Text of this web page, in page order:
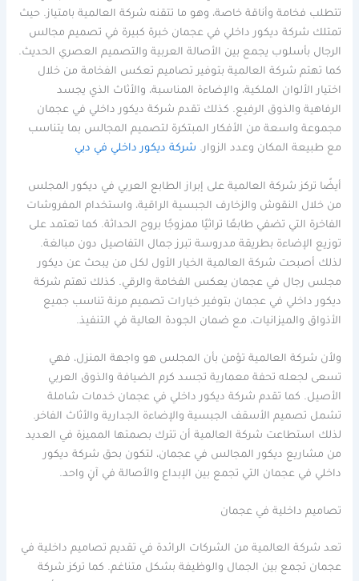
تتطلب فخامة وأناقة خاصة، وهو ما تتقنه شركة العالمية بامتياز. حيث
تمتلك شركة ديكور داخلي في عجمان خبرة كبيرة في تصميم مجالس
الرجال بأسلوب يجمع بين الأصالة العربية والتصميم العصري الحديث.
كما تهتم شركة العالمية بتوفير تصاميم تعكس الفخامة من خلال
اختيار الألوان الملكية، والإضاءة المناسبة، والأثاث الذي يجسد
الرفاهية والذوق الرفيع. كذلك تقدم شركة ديكور داخلي في عجمان
مجموعة واسعة من الأفكار المبتكرة لتصميم المجالس بما يتناسب
مع طبيعة المكان وعدد الزوار. شركة ديكور داخلي في دبي
أيضًا تركز شركة العالمية على إبراز الطابع العربي في ديكور المجلس
من خلال النقوش والزخارف الجبسية الراقية، واستخدام المفروشات
الفاخرة التي تضفي طابعًا تراثيًا ممزوجًا بروح الحداثة. كما تعتمد على
توزيع الإضاءة بطريقة مدروسة تبرز جمال التفاصيل دون مبالغة.
لذلك أصبحت شركة العالمية الخيار الأول لكل من يبحث عن ديكور
مجلس رجال في عجمان يعكس الفخامة والرقي. كذلك تهتم شركة
ديكور داخلي في عجمان بتوفير خيارات تصميم مرنة تناسب جميع
الأذواق والميزانيات، مع ضمان الجودة العالية في التنفيذ.
ولأن شركة العالمية تؤمن بأن المجلس هو واجهة المنزل، فهي
تسعى لجعله تحفة معمارية تجسد كرم الضيافة والذوق العربي
الأصيل. كما تقدم شركة ديكور داخلي في عجمان خدمات شاملة
تشمل تصميم الأسقف الجبسية والإضاءة الجدارية والأثاث الفاخر.
لذلك استطاعت شركة العالمية أن تترك بصمتها المميزة في العديد
من مشاريع ديكور المجالس في عجمان، لتكون بحق شركة ديكور
داخلي في عجمان التي تجمع بين الإبداع والأصالة في آنٍ واحد.
تصاميم داخلية في عجمان
تعد شركة العالمية من الشركات الرائدة في تقديم تصاميم داخلية في
عجمان تجمع بين الجمال والوظيفة بشكل متناغم. كما تركز شركة